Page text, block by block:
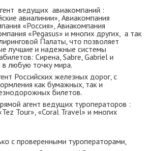
ведущих авиакомпаний :
авиалинии», Авиакомпания
«Россия», Авиакомпания
«Pegasus» и многих других, а так
Палаты, что позволяет
лучшие и надежные системы
Сирена, Sabre, Gabriel и
любую точку мира.
Российских железных дорог, с
как бумажных, так и
билетов.
агент ведущих туроператоров :
Tour», «Coral Travel» и многих
с проверенными туроператорами,